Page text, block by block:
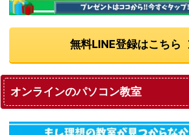
無料LINE登録はこちら
オンラインのパソコン教室